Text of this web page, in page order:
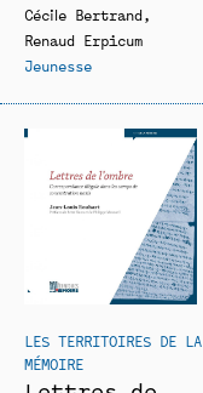
Cécile Bertrand
Renaud Erpicum
Jeunesse
LES TERRITOIRES DE LA
MÉMOIRE